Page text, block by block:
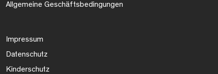
Allgemeine Geschäftsbedingungen
Impressum
Datenschutz
Kinderschutz